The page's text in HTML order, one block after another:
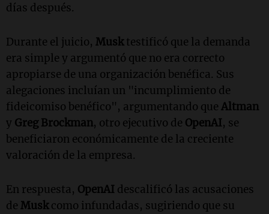
días después.
Durante el juicio, Musktestificó que la demanda
era simple y argumentó que no era correcto
apropiarse de una organización benéfica. Sus
alegaciones incluían un "incumplimiento de
fideicomiso benéfico", argumentando que Altman
y Greg Brockman, otro ejecutivo de OpenAI, se
beneficiaron económicamente de la creciente
valoración de la empresa.
En respuesta, OpenAI descalificó las acusaciones
de Muskcomo infundadas, sugiriendo que su